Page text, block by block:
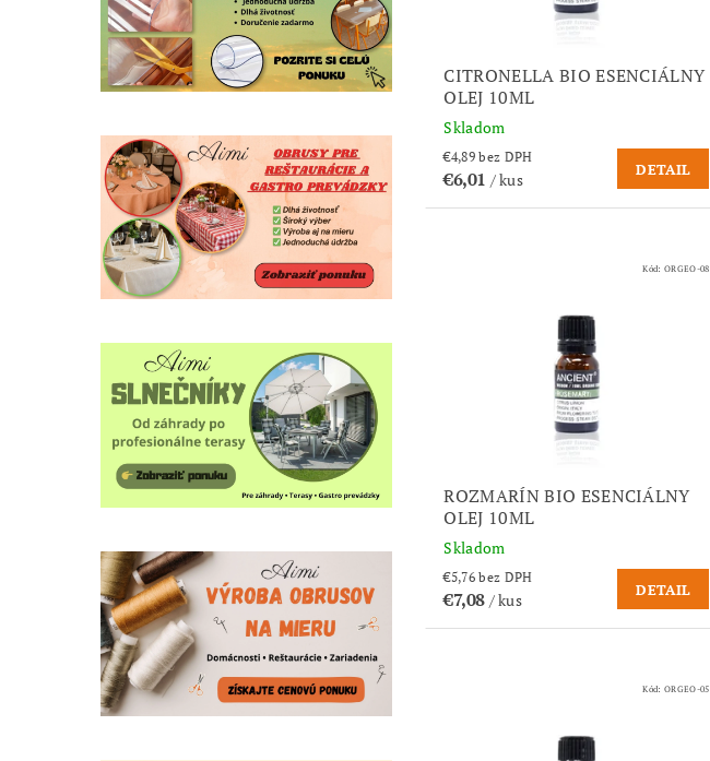
CITRONELLA BIO ESENCIÁLNY
OLEJ 10ML
Skladom
€4,89 bez DPH
€6,01 / kus
DETAIL
Kód: ORGEO-08
ROZMARÍN BIO ESENCIÁLNY
OLEJ 10ML
Skladom
€5,76 bez DPH
€7,08 / kus
DETAIL
Kód: ORGEO-05